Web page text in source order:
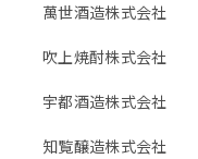
萬世酒造株式会社
吹上焼酎株式会社
宇都酒造株式会社
知覧醸造株式会社